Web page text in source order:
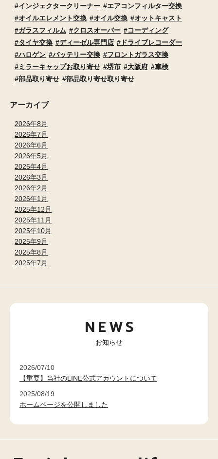
インジェクタークリーナー
エアコンフィルター交換
オイルエレメント交換
オイル交換
オットキャスト
ガラスフィルム
クロスオーバー
コーディング
タイヤ交換
ディーゼル専門店
ドライブレコーダー
ハロゲン
バッテリー交換
フロントガラス交換
ミラーキャップお取り寄せ
堺市 大阪府
車検
部品取り寄せ
部品取り寄せ取り寄せ
アーカイブ
2026年8月
2026年7月
2026年6月
2026年5月
2026年4月
2026年3月
2026年2月
2026年1月
2025年12月
2025年11月
2025年10月
2025年9月
2025年8月
2025年7月
NEWS
お知らせ
2026/07/10
【重要】当社のLINE公式アカウントについて
2025/08/19
ホームページを公開しました